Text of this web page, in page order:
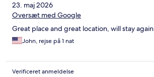
23. maj 2026
Oversæt med Google
Great place and great location, will stay again
John, rejse på 1 nat
Verificeret anmeldelse